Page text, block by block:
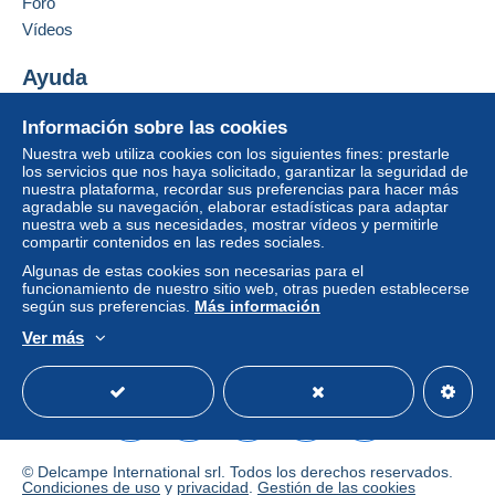
vendedor al comprador. Una compra no pagada
comprador.
cláusulas relativas al pago, estas se considerarán
nulas. Las condiciones de pago de la página web
Delcampe, tal y como se definen en las
condiciones de uso, son las únicas aplicables.
Las compras deben pagarse en un plazo de14
del vendedor.
Pour Pour 3 CPAs 3.10 euros pour la France rajouter
0.03 euro d'enveloppe Lettre verte
Poids
Tarif lettre verte
Lettre verte suivie
20 g
1,52 € 2,02 €
Información sobre las cookies
Nuestra web utiliza cookies con los siguientes fines: prestarle
los servicios que nos haya solicitado, garantizar la seguridad de
nuestra plataforma, recordar sus preferencias para hacer más
agradable su navegación, elaborar estadísticas para adaptar
nuestra web a sus necesidades, mostrar vídeos y permitirle
compartir contenidos en las redes sociales.
Algunas de estas cookies son necesarias para el
funcionamiento de nuestro sitio web, otras pueden establecerse
según sus preferencias. Más información
Ver más
Vídeos
Ayuda
Comprar en Delcampe
Vender en Delcampe
Una página securizada
© Delcampe International srl. Todos los derechos reservados.
Condiciones de uso y privacidad Gestión de las cookies